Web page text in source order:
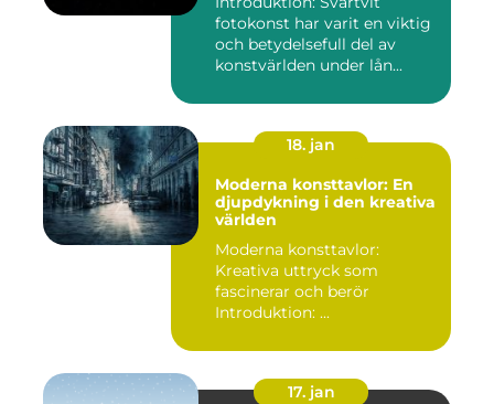
fotokonst har varit en viktig
och betydelsefull del av
konstvärlden under lån...
18. jan
Moderna konsttavlor: En
djupdykning i den kreativa
världen
Moderna konsttavlor:
Kreativa uttryck som
fascinerar och berör
Introduktion: ...
17. jan